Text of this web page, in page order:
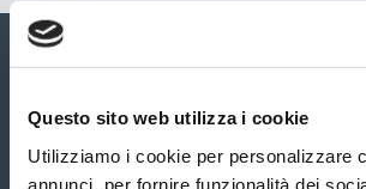
Questo sito web utilizza i cookie
Utilizziamo i cookie per personalizzare
annunci, per fornire funzionalità dei